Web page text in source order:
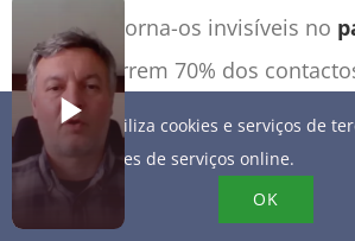
listagem torna-os invisíveis no
onde ocorrem 70% dos
por profissionais jurídicos locais.
Os pilares de uma
optimizada
Este site utiliza cookies e serviços de
fornecedores de serviços online.
OK